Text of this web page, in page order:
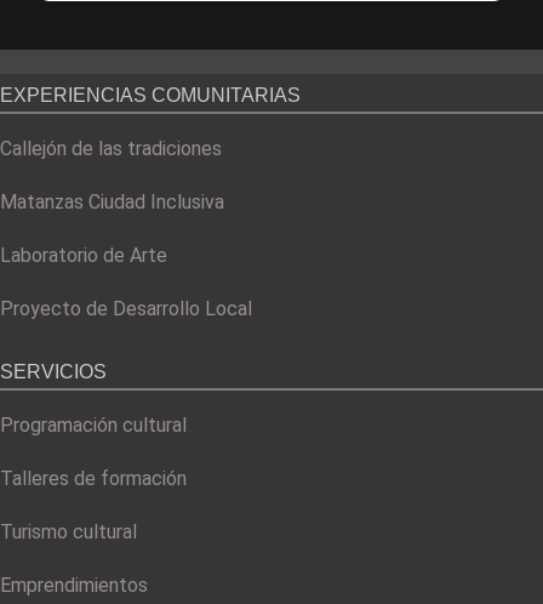
EXPERIENCIAS COMUNITARIAS
Callejón de las tradiciones
Matanzas Ciudad Inclusiva
Laboratorio de Arte
Proyecto de Desarrollo Local
SERVICIOS
Programación cultural
Talleres de formación
Turismo cultural
Emprendimientos